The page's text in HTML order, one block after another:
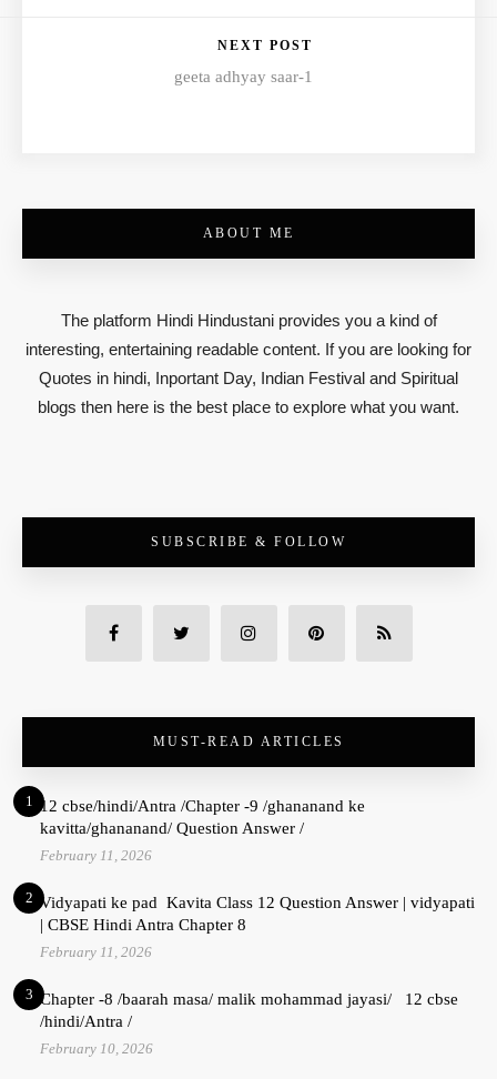
NEXT POST
geeta adhyay saar-1
ABOUT ME
The platform Hindi Hindustani provides you a kind of
interesting, entertaining readable content. If you are looking for
Quotes in hindi, Inportant Day, Indian Festival and Spiritual
blogs then here is the best place to explore what you want.
SUBSCRIBE & FOLLOW
MUST-READ ARTICLES
1 12 cbse/hindi/Antra /Chapter -9 /ghananand ke
kavitta/ghananand/ Question Answer /
February 11, 2026
2 Vidyapati ke pad Kavita Class 12 Question Answer | vidyapati
| CBSE Hindi Antra Chapter 8
February 11, 2026
3 Chapter -8 /baarah masa/ malik mohammad jayasi/ 12 cbse
/hindi/Antra /
February 10, 2026